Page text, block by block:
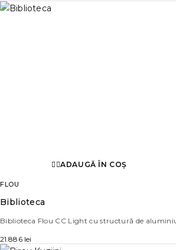
ADAUGĂ ÎN COȘ
FLOU
Biblioteca
Biblioteca Flou CC Light cu structură de
21.886 lei